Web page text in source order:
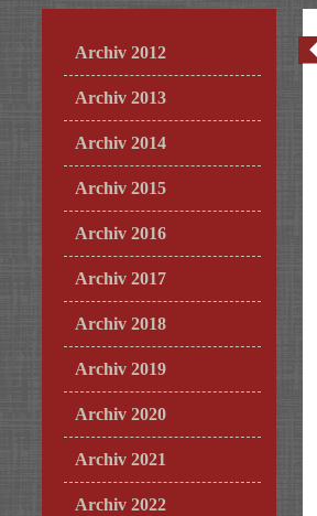
Archiv 2012
Archiv 2013
Archiv 2014
Archiv 2015
Archiv 2016
Archiv 2017
Archiv 2018
Archiv 2019
Archiv 2020
Archiv 2021
Archiv 2022